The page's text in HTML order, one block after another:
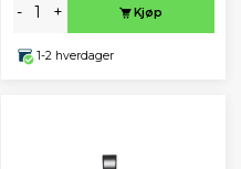
- + Kjøp
1-2 hverdager